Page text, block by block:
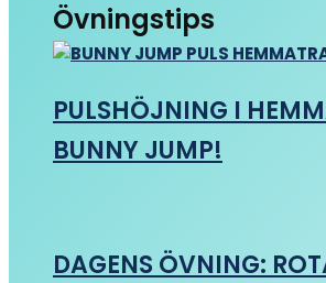
Övningstips
PULSHÖJNING I
BUNNY JUMP!
DAGENS ÖVNING: